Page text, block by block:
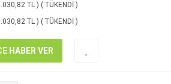
TL ) ( TÜKENDİ )
TL ) ( TÜKENDİ )
HABER VER